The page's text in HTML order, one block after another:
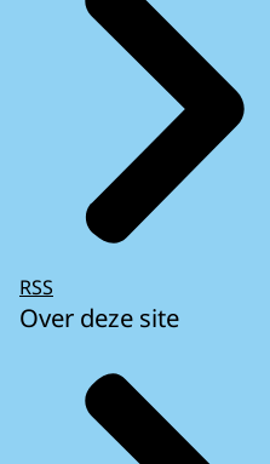
RSS
Over deze site